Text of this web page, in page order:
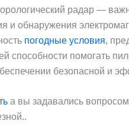
радар —
и обнаружения
погодные условия,
способности помогать
безопасной и
а вы задавались